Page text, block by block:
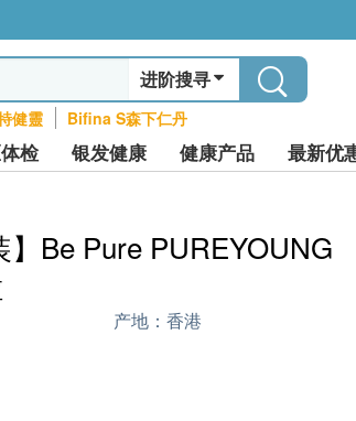
进阶搜寻
健靈 Bifina S森下仁丹
检 银发健康 健康产品 最新优
】Be Pure PUREYOUNG
产地： 香港